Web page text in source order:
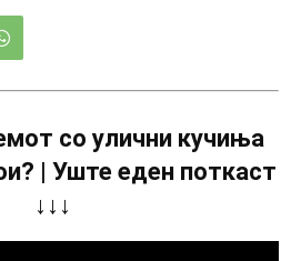
со улични кучиња
| Уште еден поткаст
↓↓↓